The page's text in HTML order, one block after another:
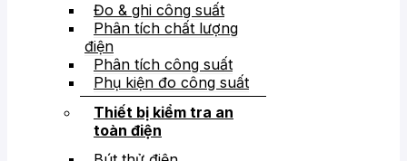
Đo & ghi công suất
Phân tích chất lượng
điện
Phân tích công suất
Phụ kiện đo công suất
Thiết bị kiểm tra an
toàn điện